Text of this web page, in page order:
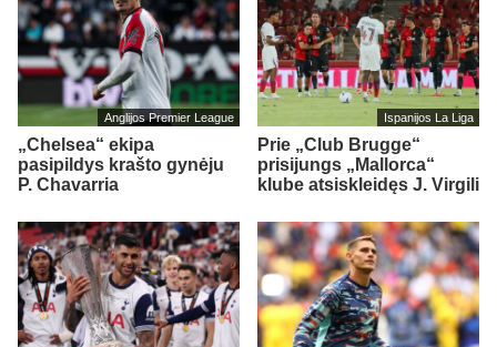
Anglijos Premier League
„Chelsea“ ekipa
pasipildys krašto gynėju
P. Chavarria
Ispanijos La Liga
Prie „Club Brugge“
prisijungs „Mallorca“
klube atsiskleidęs J. Virgili